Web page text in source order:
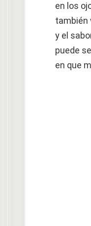
en los
también
y el
puede
en que